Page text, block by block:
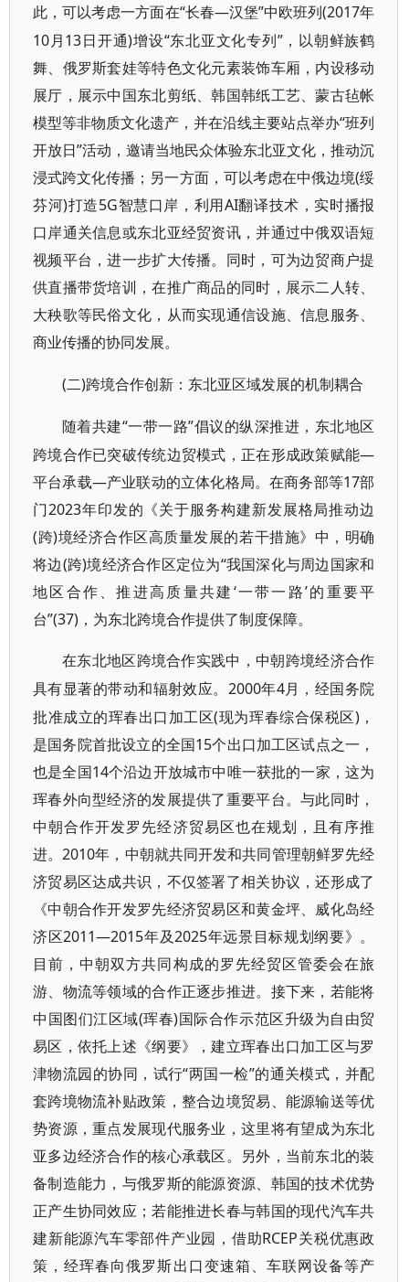
此，可以考虑一方面在“长春—汉堡”中欧班列(2017年
10月13日开通)增设“东北亚文化专列”，以朝鲜族鹤
舞、俄罗斯套娃等特色文化元素装饰车厢，内设移动
展厅，展示中国东北剪纸、韩国韩纸工艺、蒙古毡帐
模型等非物质文化遗产，并在沿线主要站点举办“班列
开放日”活动，邀请当地民众体验东北亚文化，推动沉
浸式跨文化传播；另一方面，可以考虑在中俄边境(绥
芬河)打造5G智慧口岸，利用AI翻译技术，实时播报
口岸通关信息或东北亚经贸资讯，并通过中俄双语短
视频平台，进一步扩大传播。同时，可为边贸商户提
供直播带货培训，在推广商品的同时，展示二人转、
大秧歌等民俗文化，从而实现通信设施、信息服务、
商业传播的协同发展。
(二)跨境合作创新：东北亚区域发展的机制耦合
随着共建“一带一路”倡议的纵深推进，东北地区
跨境合作已突破传统边贸模式，正在形成政策赋能—
平台承载—产业联动的立体化格局。在商务部等17部
门2023年印发的《关于服务构建新发展格局推动边
(跨)境经济合作区高质量发展的若干措施》中，明确
将边(跨)境经济合作区定位为“我国深化与周边国家和
地区合作、推进高质量共建‘一带一路’的重要平
台”(37)，为东北跨境合作提供了制度保障。
在东北地区跨境合作实践中，中朝跨境经济合作
具有显著的带动和辐射效应。 2000年4月，经国务院
批准成立的珲春出口加工区(现为珲春综合保税区)，
是国务院首批设立的全国15个出口加工区试点之一，
也是全国14个沿边开放城市中唯一获批的一家，这为
珲春外向型经济的发展提供了重要平台。与此同时，
中朝合作开发罗先经济贸易区也在规划，且有序推
进。2010年，中朝就共同开发和共同管理朝鲜罗先经
济贸易区达成共识，不仅签署了相关协议，还形成了
《中朝合作开发罗先经济贸易区和黄金坪、威化岛经
济区2011—2015年及2025年远景目标规划纲要》。
目前，中朝双方共同构成的罗先经贸区管委会在旅
游、物流等领域的合作正逐步推进。接下来，若能将
中国图们江区域(珲春)国际合作示范区升级为自由贸
易区，依托上述《纲要》，建立珲春出口加工区与罗
津物流园的协同，试行“两国一检”的通关模式，并配
套跨境物流补贴政策，整合边境贸易、能源输送等优
势资源，重点发展现代服务业，这里将有望成为东北
亚多边经济合作的核心承载区。另外，当前东北的装
备制造能力，与俄罗斯的能源资源、韩国的技术优势
正产生协同效应；若能推进长春与韩国的现代汽车共
建新能源汽车零部件产业园，借助RCEP关税优惠政
策，经珲春向俄罗斯出口变速箱、车联网设备等产